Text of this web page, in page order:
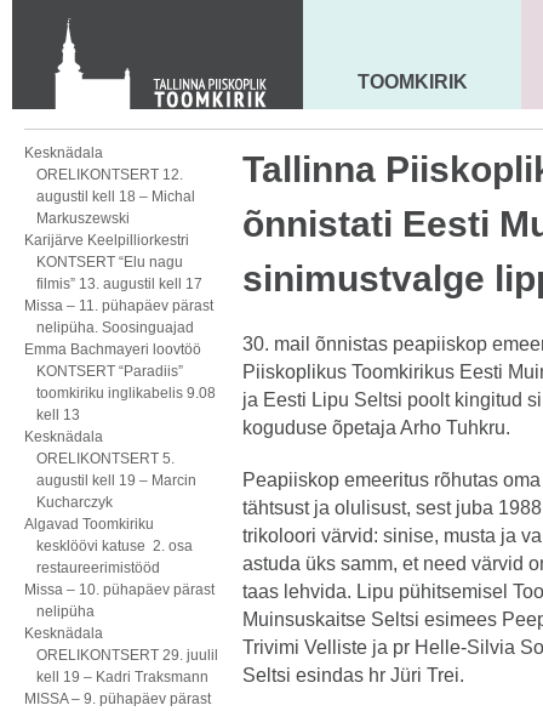
Toom-Kooli 6, 10130 TALLINN
tallinna.toom
+372 644 4140
MAARJA KIRIK
TOOMKIRIK
Kesknädala
ORELIKONTSERT 12.
augustil kell 18 – Michal
Markuszewski
Karijärve Keelpilliorkestri
KONTSERT “Elu nagu
filmis” 13. augustil kell 17
Missa – 11. pühapäev pärast
nelipüha. Soosinguajad
Emma Bachmayeri loovtöö
KONTSERT “Paradiis”
toomkiriku inglikabelis 9.08
kell 13
Kesknädala
ORELIKONTSERT 5.
augustil kell 19 – Marcin
Kucharczyk
Algavad Toomkiriku
kesklöövi katuse 2. osa
restaureerimistööd
Missa – 10. pühapäev pärast
nelipüha
Kesknädala
ORELIKONTSERT 29. juulil
kell 19 – Kadri Traksmann
MISSA – 9. pühapäev pärast
Tallinna
õnnistati Eesti
sinimustvalge
30. mail õnnistas peapiiskop
Piiskoplikus Toomkirikus Eesti
ja Eesti Lipu Seltsi poolt kingitud
koguduse õpetaja Arho Tuhkru.
Peapiiskop emeeritus rõhutas
tähtsust ja olulisust, sest juba
trikoloori värvid: sinise, musta ja
astuda üks samm, et need värvid
taas lehvida. Lipu pühitsemisel
Muinsuskaitse Seltsi esimees
Trivimi Velliste ja pr Helle-Silvia
Seltsi esindas hr Jüri Trei.